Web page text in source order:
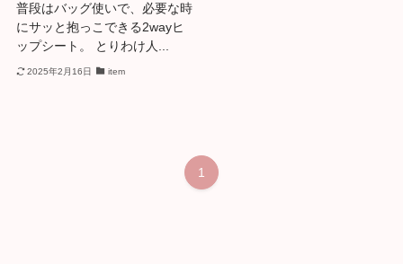
普段はバッグ使いで、必要な時
にサッと抱っこできる2wayヒ
ップシート。 とりわけ人...
2025年2月16日 item
1